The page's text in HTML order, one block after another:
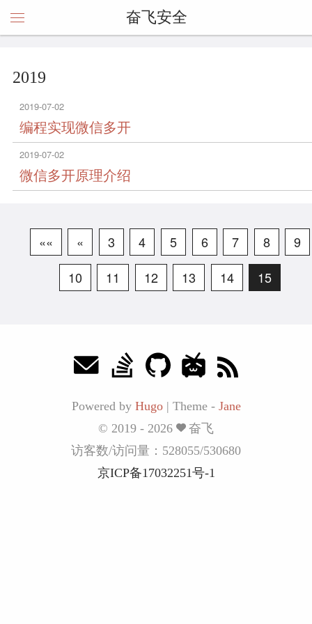
奋飞安全
2019
2019-07-02
编程实现微信多开
2019-07-02
微信多开原理介绍
«« « 3 4 5 6 7 8
9
10
11 12 13 14 15
Powered by Hugo | Theme - Jane
© 2019 - 2026
奋飞
访客数/访问量： 528055/530680
京ICP备17032251号-1